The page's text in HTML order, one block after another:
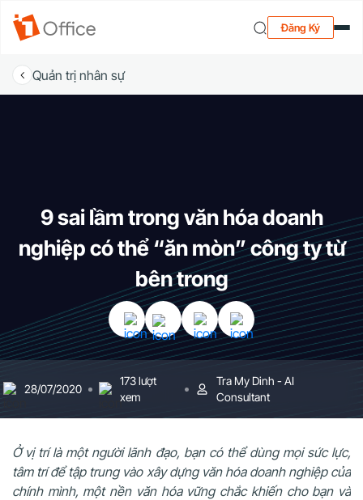
Đăng Ký
Quản trị nhân sự
9 sai lầm trong văn hóa doanh
nghiệp có thể “ăn mòn” công ty từ
bên trong
28/07/2020
173 lượt
xem
Tra My Dinh - AI
Consultant
Ở vị trí là một người lãnh đạo, bạn có thể dùng mọi sức lực,
tâm trí để tập trung vào xây dựng văn hóa doanh nghiệp của
chính mình, một nền văn hóa vững chắc khiến cho bạn và